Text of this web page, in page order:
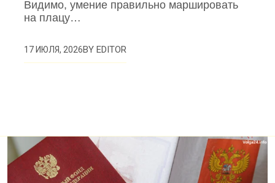
Видимо, умение правильно маршировать
на плацу…
17 ИЮЛЯ, 2026BYEDITOR